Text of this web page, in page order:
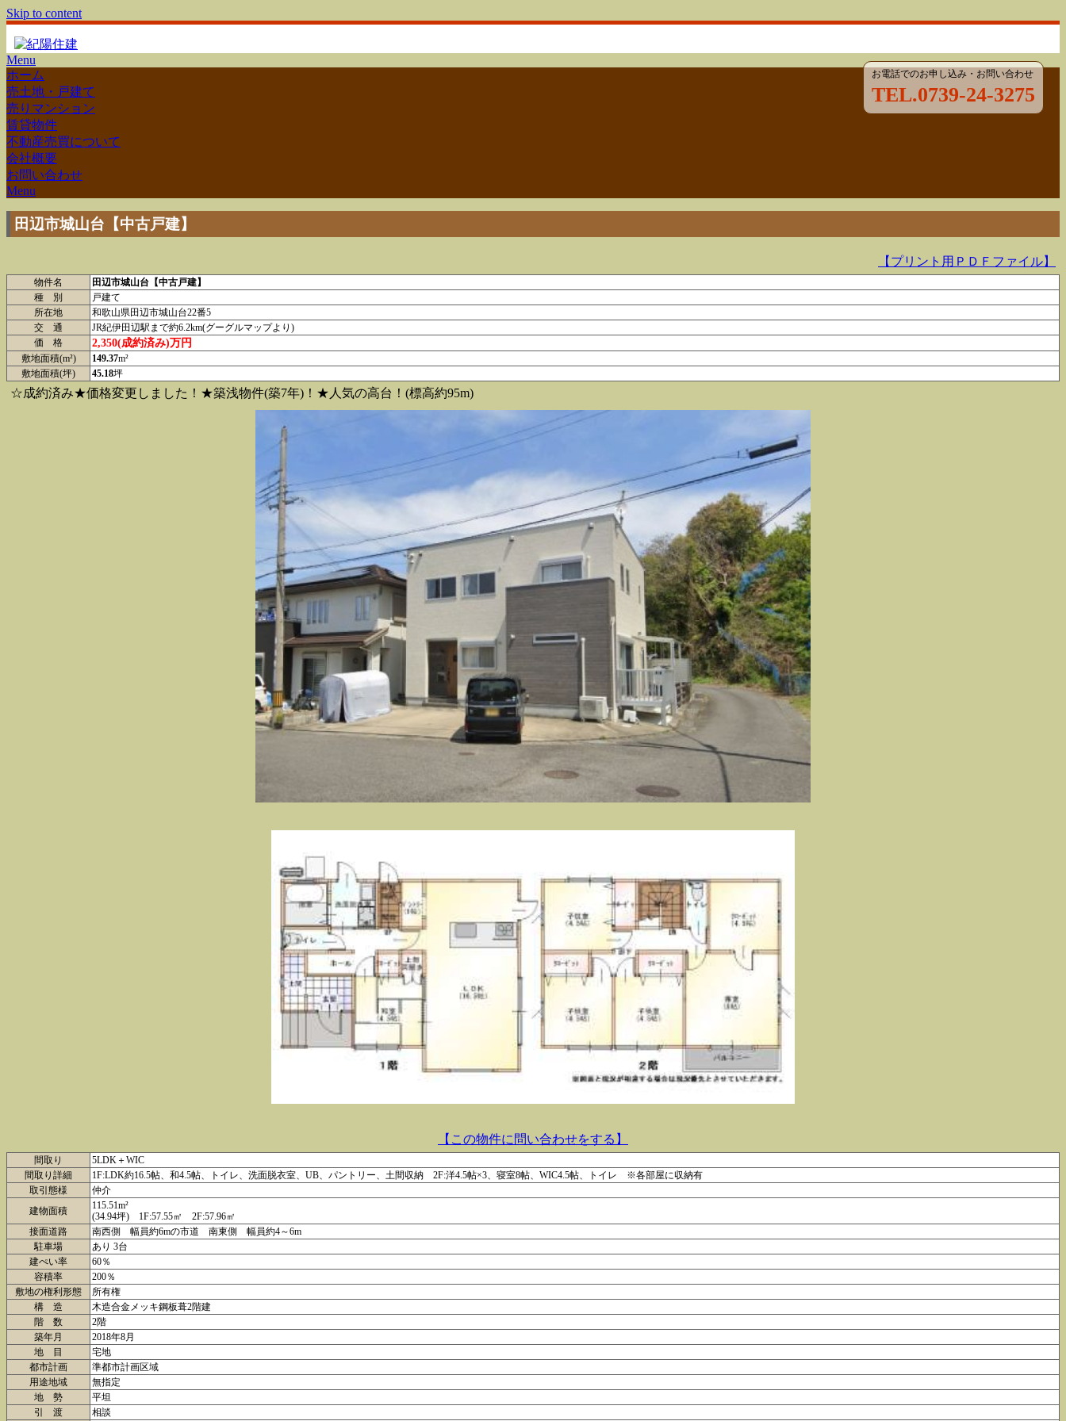
Skip to content
お電話でのお申し込み・お問い合わせ
TEL.0739-24-3275
Menu
ホーム
売土地・戸建て
売りマンション
賃貸物件
不動産売買について
会社概要
お問い合わせ
Menu
田辺市城山台【中古戸建】
【プリント用ＰＤＦファイル】
物件名
田辺市城山台【中古戸建】
種 別
戸建て
所在地
和歌山県田辺市城山台22番5
交 通
JR紀伊田辺駅まで約6.2km(グーグルマップより)
価 格
2,350(成約済み)万円
敷地面積(m²) 149.37m²
敷地面積(坪)
45.18坪
☆成約済み★価格変更しました！★築浅物件(築7年)！★人気の高台！(標高約95m)
【この物件に問い合わせをする】
間取り
5LDK＋WIC
間取り詳細
1F:LDK約16.5帖、和4.5帖、トイレ、洗面脱衣室、UB、パントリー、土間収納 2F:洋4.5帖×3、寝室8帖、WIC4.5帖、トイレ ※各部屋に収納有
取引態様
仲介
建物面積
115.51m²
(34.94坪) 1F:57.55㎡ 2F:57.96㎡
接面道路
南西側 幅員約6mの市道 南東側 幅員約4～6m
駐車場
あり 3台
建ぺい率
60％
容積率
200％
敷地の権利形態
所有権
構 造
木造合金メッキ鋼板葺2階建
階 数
2階
築年月
2018年8月
地 目
宅地
都市計画
準都市計画区域
用途地域
無指定
地 勢
平坦
引 渡
相談